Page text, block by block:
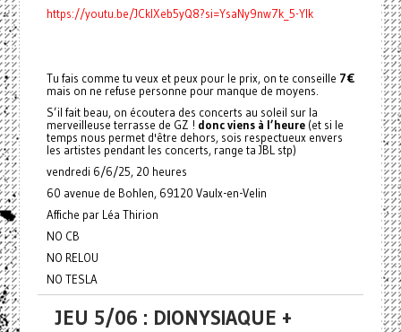
https://youtu.be/JCklXeb5yQ8?si=YsaNy9nw7k_5-YIk
Tu fais comme tu veux et peux pour le prix, on te conseille 7€
mais on ne refuse personne pour manque de moyens.
S’il fait beau, on écoutera des concerts au soleil sur la
merveilleuse terrasse de GZ ! donc viens à l’heure (et si le
temps nous permet d'être dehors, sois respectueux envers
les artistes pendant les concerts, range ta JBL stp)
vendredi 6/6/25, 20 heures
60 avenue de Bohlen, 69120 Vaulx-en-Velin
Affiche par Léa Thirion
NO CB
NO RELOU
NO TESLA
JEU 5/06 : DIONYSIAQUE +